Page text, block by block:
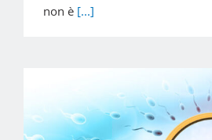
non è [...]